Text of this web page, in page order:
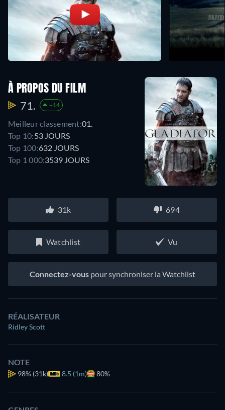
À PROPOS DU FILM
71. +14
Meilleur classement:01.
Top 10:53 JOURS
Top 100:632 JOURS
Top 1 000:3539 JOURS
31k 694
Watchlist Vu
Connectez-vous pour synchroniser la Watchlist
RÉALISATEUR
Ridley Scott
NOTE
98% (31k) 8.5 (1m) 80%